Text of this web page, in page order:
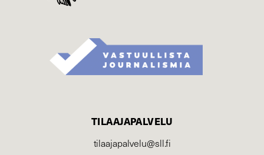
TILAAJAPALVELU
tilaajapalvelu@sll.fi